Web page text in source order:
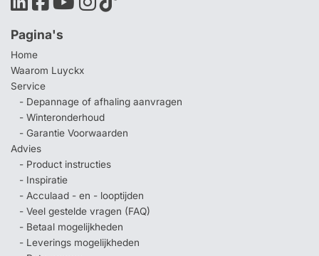
Pagina's
Home
Waarom Luyckx
Service
- Depannage of afhaling aanvragen
- Winteronderhoud
- Garantie Voorwaarden
Advies
- Product instructies
- Inspiratie
- Acculaad - en - looptijden
- Veel gestelde vragen (FAQ)
- Betaal mogelijkheden
- Leverings mogelijkheden